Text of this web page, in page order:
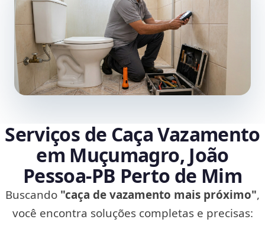
Serviços de Caça Vazamento
em Muçumagro, João
Pessoa‑PB Perto de Mim
Buscando "caça de vazamento mais próximo",
você encontra soluções completas e precisas: